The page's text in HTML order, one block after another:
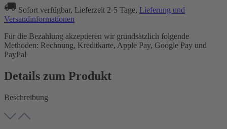
Sofort verfügbar, Lieferzeit 2-5 Tage, Lieferung und
Versandinformationen
Für die Bezahlung akzeptieren wir grundsätzlich folgende
Methoden: Rechnung, Kreditkarte, Apple Pay, Google Pay und
PayPal
Details zum Produkt
Beschreibung